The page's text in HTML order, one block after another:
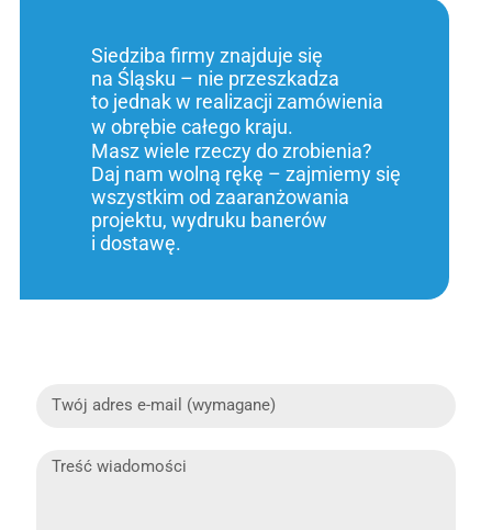
Siedziba firmy znajduje się
na Śląsku – nie przeszkadza
to jednak w realizacji zamówienia
w obrębie całego kraju.
Masz wiele rzeczy do zrobienia?
Daj nam wolną rękę – zajmiemy się
wszystkim od zaaranżowania
projektu, wydruku banerów
i dostawę.